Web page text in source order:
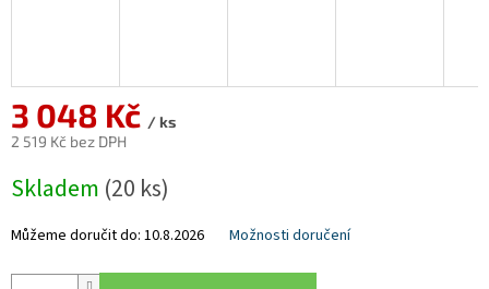
3 048 Kč / ks
2 519 Kč bez DPH
cena:
Skladem (20 ks)
Můžeme doručit do: 10.8.2026 Možnosti doručení